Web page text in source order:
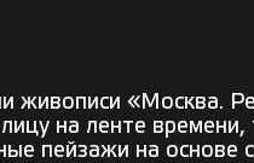
живописи «Москва.
на ленте
пейзажи на